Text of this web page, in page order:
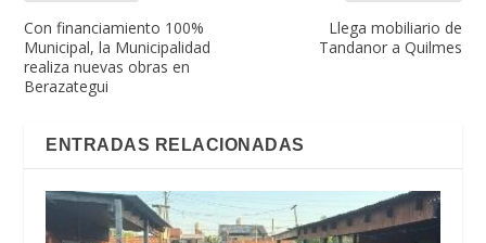
Con financiamiento 100%
Municipal, la Municipalidad
realiza nuevas obras en
Berazategui
Llega mobiliario de
Tandanor a Quilmes
ENTRADAS RELACIONADAS